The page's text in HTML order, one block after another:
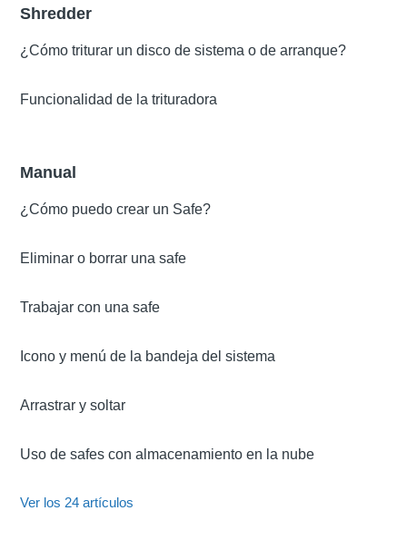
Shredder
¿Cómo triturar un disco de sistema o de arranque?
Funcionalidad de la trituradora
Manual
¿Cómo puedo crear un Safe?
Eliminar o borrar una safe
Trabajar con una safe
Icono y menú de la bandeja del sistema
Arrastrar y soltar
Uso de safes con almacenamiento en la nube
Ver los 24 artículos